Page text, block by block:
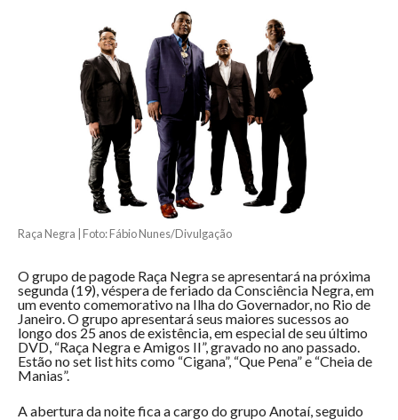
Raça Negra | Foto: Fábio Nunes/Divulgação
O grupo de pagode Raça Negra se apresentará na próxima
segunda (19), véspera de feriado da Consciência Negra, em
um evento comemorativo na Ilha do Governador, no Rio de
Janeiro. O grupo apresentará seus maiores sucessos ao
longo dos 25 anos de existência, em especial de seu último
DVD, “Raça Negra e Amigos II”, gravado no ano passado.
Estão no set list hits como “Cigana”, “Que Pena” e “Cheia de
Manias”.
A abertura da noite fica a cargo do grupo Anotaí, seguido